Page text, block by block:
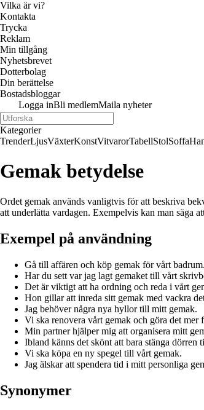
Vilka är vi?
Kontakta
Trycka
Reklam
Min tillgång
Nyhetsbrevet
Dotterbolag
Din berättelse
Bostadsbloggar
Logga inBli medlemMaila nyheter
Kategorier
TrenderLjusVäxterKonstVitvarorTabellStolSoffa
Gemak betydelse
Ordet gemak används vanligtvis för att beskriva
att underlätta vardagen. Exempelvis kan man säga
Exempel på användning
Gå till affären och köp gemak för vårt badrum.
Har du sett var jag lagt gemaket till vårt
Det är viktigt att ha ordning och reda i vårt
Hon gillar att inreda sitt gemak med vackra
Jag behöver några nya hyllor till mitt gemak.
Vi ska renovera vårt gemak och göra det mer
Min partner hjälper mig att organisera mitt
Ibland känns det skönt att bara stänga dörren
Vi ska köpa en ny spegel till vårt gemak.
Jag älskar att spendera tid i mitt personliga
Synonymer